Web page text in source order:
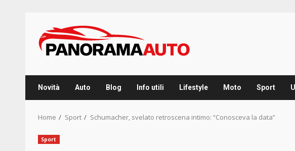
content
Novità Auto Blog Info utili Lifestyle Moto Sport
Home Sport Schumacher, svelato retroscena intimo: “Conosceva la data”
Sport